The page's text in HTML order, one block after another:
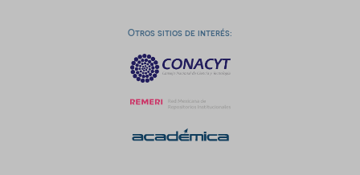
Otros sitios de interés: